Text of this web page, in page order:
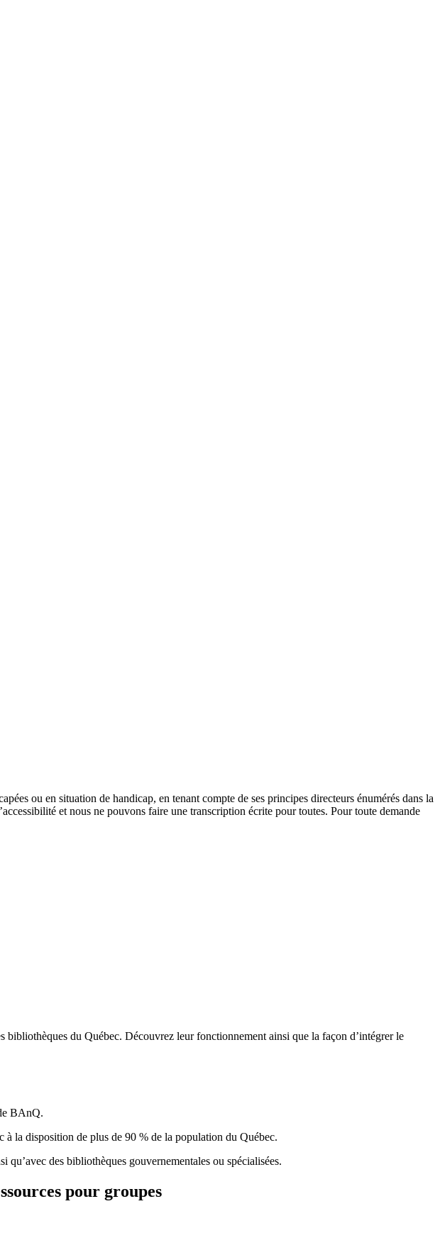
ou en situation de handicap, en tenant compte de ses principes directeurs énumérés dans la
et nous ne pouvons faire une transcription écrite pour toutes. Pour toute demande
du Québec. Découvrez leur fonctionnement ainsi que la façon d’intégrer le
BAnQ.
à la disposition de plus de 90 % de la population du Québec.
des bibliothèques gouvernementales ou spécialisées.
pour groupes